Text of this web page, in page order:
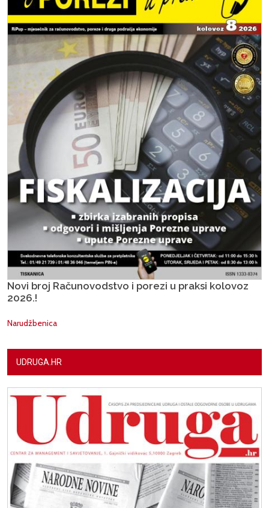
Novi broj Računovodstvo i porezi u praksi kolovoz
2026.!
Narudžbenica
UDRUGA.HR